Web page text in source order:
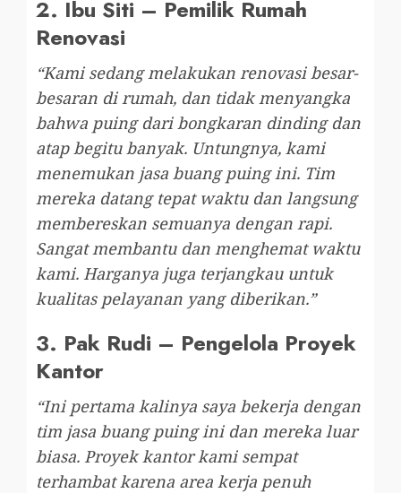
2. Ibu Siti – Pemilik Rumah
Renovasi
“Kami sedang melakukan renovasi besar-
besaran di rumah, dan tidak menyangka
bahwa puing dari bongkaran dinding dan
atap begitu banyak. Untungnya, kami
menemukan jasa buang puing ini. Tim
mereka datang tepat waktu dan langsung
membereskan semuanya dengan rapi.
Sangat membantu dan menghemat waktu
kami. Harganya juga terjangkau untuk
kualitas pelayanan yang diberikan.”
3. Pak Rudi – Pengelola Proyek
Kantor
“Ini pertama kalinya saya bekerja dengan
tim jasa buang puing ini dan mereka luar
biasa. Proyek kantor kami sempat
terhambat karena area kerja penuh